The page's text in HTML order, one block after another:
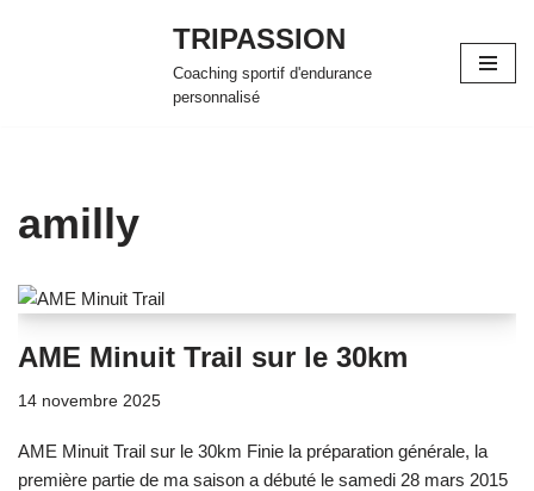
TRIPASSION
Coaching sportif d'endurance
personnalisé
amilly
AME Minuit Trail sur le 30km
14 novembre 2025
AME Minuit Trail sur le 30km Finie la préparation générale, la
première partie de ma saison a débuté le samedi 28 mars 2015